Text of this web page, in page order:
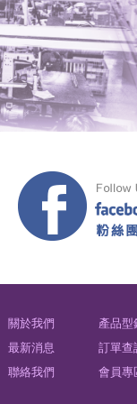
關於我們
最新消息
聯絡我們
產品型
訂單查
會員專